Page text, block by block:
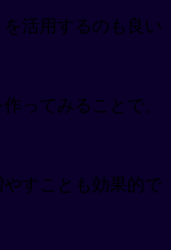
を活用するのも良い
ってみることで、
すことも効果的で